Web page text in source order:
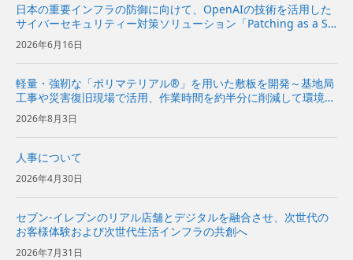
日本の重要インフラの防御に向けて、OpenAIの技術を活用した
サイバーセキュリティー対策ソリューション「Patching as a Se
rvice」を提供開始～企業向けに、脆弱性診断から修復方針の策
定、実装の提案までを一気通貫で支援～ | ...
2026年6月16日
軽量・強靭な「ポリマテリアル®」を用いた敷板を開発～基地局
工事や災害復旧現場で活用、作業時間を約半分に削減して環境負
荷を低減～
2026年8月3日
人事について
2026年4月30日
セブン-イレブンのリアル店舗とデジタルを融合させ、次世代の
お客様体験および次世代生活インフラの共創へ
2026年7月31日